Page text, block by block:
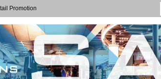
Promotion